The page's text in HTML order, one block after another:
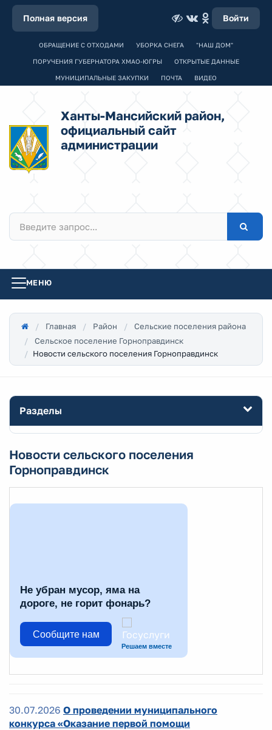
Полная версия Войти
ОБРАЩЕНИЕ С ОТХОДАМИ УБОРКА СНЕГА "НАШ ДОМ"
ПОРУЧЕНИЯ ГУБЕРНАТОРА ХМАО-ЮГРЫ ОТКРЫТЫЕ ДАННЫЕ
МУНИЦИПАЛЬНЫЕ ЗАКУПКИ ПОЧТА ВИДЕО
Ханты-Мансийский район,
официальный сайт
администрации
МЕНЮ
Главная Район
Сельские поселения района
Сельское поселение Горноправдинск
Новости сельского поселения Горноправдинск
Разделы
Новости сельского поселения
Горноправдинск
Не убран мусор, яма на
дороге, не горит фонарь?
Сообщите нам
Решаем вместе
30.07.2026 О проведении муниципального
конкурса «Оказание первой помощи